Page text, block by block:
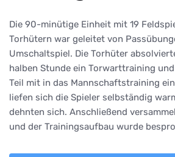
Die 90-minütige Einheit mit 19
Torhütern war geleitet von
Umschaltspiel. Die Torhüter
halben Stunde ein Torwarttraining
Teil mit in das Mannschaftstraining
liefen sich die Spieler selbständig
dehnten sich. Anschließend
und der Trainingsaufbau wurde